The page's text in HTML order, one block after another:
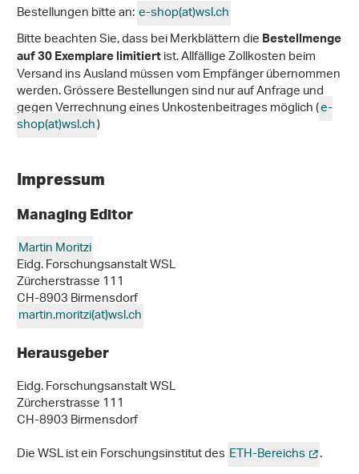
Bestellungen bitte an:e-shop(at)wsl.ch
Bitte beachten Sie, dass bei Merkblättern dieBestellmenge
auf 30 Exemplare limitiertist. Allfällige Zollkosten beim
Versand ins Ausland müssen vom Empfänger übernommen
werden. Grössere Bestellungen sind nur auf Anfrage und
gegen Verrechnung eines Unkostenbeitrages möglich (e-
shop(at)wsl.ch)
Impressum
Managing Editor
Martin Moritzi
Eidg. Forschungsanstalt WSL
Zürcherstrasse 111
CH-8903 Birmensdorf
martin.moritzi(at)wsl.ch
Herausgeber
Eidg. Forschungsanstalt WSL
Zürcherstrasse 111
CH-8903 Birmensdorf
Die WSL ist ein Forschungsinstitut desETH-Bereichs .